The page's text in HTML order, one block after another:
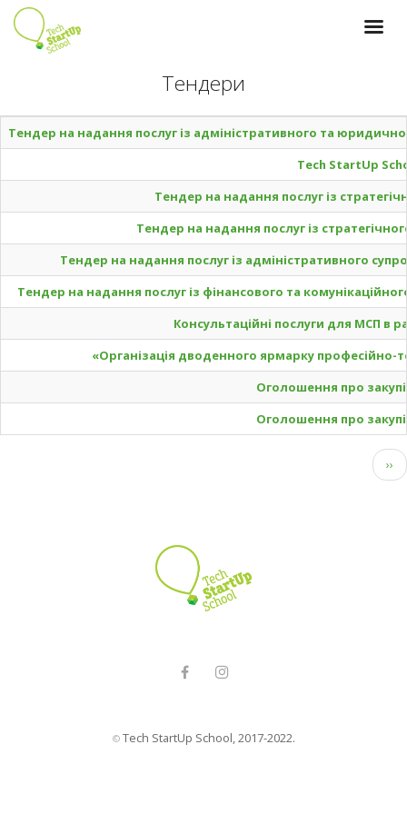
Перейти
до
основного
Тендери
Тендер на надання послуг із адміністративного та
Tech StartUp
Тендер на надання послуг із
Тендер на надання послуг із
Тендер на надання послуг із адміністративного
Тендер на надання послуг із фінансового та
Консультаційні послуги для МСП в
«Організація дводенного ярмарку професійно-
Оголошення про
Оголошення про
››
© Tech StartUp School, 2017-2022.